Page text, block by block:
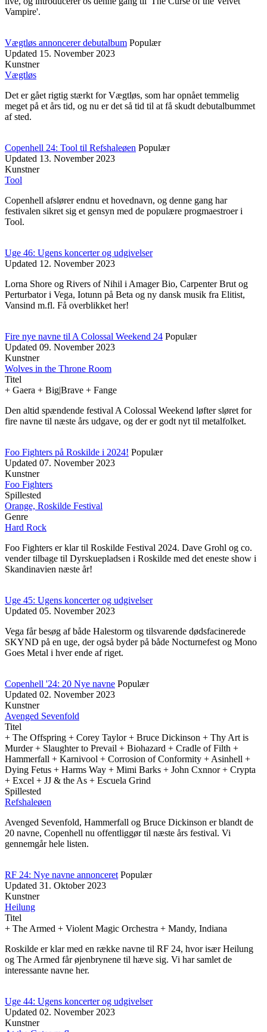
Vampire'.
Vægtløs annoncerer debutalbum Populær
Updated 15. November 2023
Kunstner
Vægtløs
Det er gået rigtig stærkt for Vægtløs, som har opnået temmelig
meget på et års tid, og nu er det så tid til at få skudt debutalbummet
af sted.
Copenhell 24: Tool til Refshaleøen Populær
Updated 13. November 2023
Kunstner
Tool
Copenhell afslører endnu et hovednavn, og denne gang har
festivalen sikret sig et gensyn med de populære progmaestroer i
Tool.
Uge 46: Ugens koncerter og udgivelser
Updated 12. November 2023
Lorna Shore og Rivers of Nihil i Amager Bio, Carpenter Brut og
Perturbator i Vega, Iotunn på Beta og ny dansk musik fra Elitist,
Vansind m.fl. Få overblikket her!
Fire nye navne til A Colossal Weekend 24 Populær
Updated 09. November 2023
Kunstner
Wolves in the Throne Room
Titel
+ Gaera + Big|Brave + Fange
Den altid spændende festival A Colossal Weekend løfter sløret for
fire navne til næste års udgave, og der er godt nyt til metalfolket.
Foo Fighters på Roskilde i 2024! Populær
Updated 07. November 2023
Kunstner
Foo Fighters
Spillested
Orange, Roskilde Festival
Genre
Hard Rock
Foo Fighters er klar til Roskilde Festival 2024. Dave Grohl og co.
vender tilbage til Dyrskuepladsen i Roskilde med det eneste show i
Skandinavien næste år!
Uge 45: Ugens koncerter og udgivelser
Updated 05. November 2023
Vega får besøg af både Halestorm og tilsvarende dødsfacinerede
SKYND på en uge, der også byder på både Nocturnefest og Mono
Goes Metal i hver ende af riget.
Copenhell '24: 20 Nye navne Populær
Updated 02. November 2023
Kunstner
Avenged Sevenfold
Titel
+ The Offspring + Corey Taylor + Bruce Dickinson + Thy Art is
Murder + Slaughter to Prevail + Biohazard + Cradle of Filth +
Hammerfall + Karnivool + Corrosion of Conformity + Asinhell +
Dying Fetus + Harms Way + Mimi Barks + John Cxnnor + Crypta
+ Excel + JJ & the As + Escuela Grind
Spillested
Refshaleøen
Avenged Sevenfold, Hammerfall og Bruce Dickinson er blandt de
20 navne, Copenhell nu offentliggør til næste års festival. Vi
gennemgår hele listen.
RF 24: Nye navne annonceret Populær
Updated 31. Oktober 2023
Kunstner
Heilung
Titel
+ The Armed + Violent Magic Orchestra + Mandy, Indiana
Roskilde er klar med en række navne til RF 24, hvor især Heilung
og The Armed får øjenbrynene til hæve sig. Vi har samlet de
interessante navne her.
Uge 44: Ugens koncerter og udgivelser
Updated 02. November 2023
Kunstner